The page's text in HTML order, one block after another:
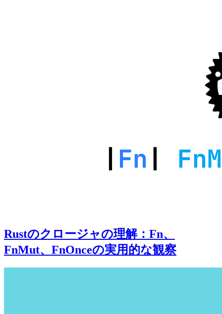
Rustのクロージャの理解：Fn、
FnMut、FnOnceの実用的な観察